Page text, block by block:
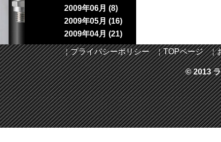
2009年06月 (8)
2009年05月 (16)
2009年04月 (21)
￤プライバシーポリシー￤TOPページ￤
© 2013